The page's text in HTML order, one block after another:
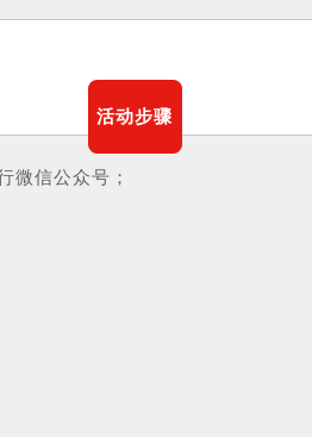
活动步骤
微信公众号；